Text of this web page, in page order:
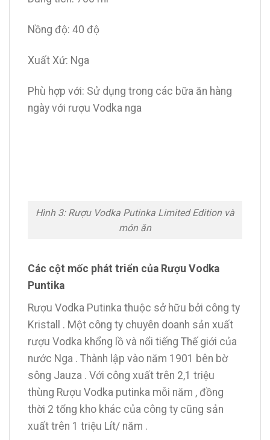
Nồng độ: 40 độ
Xuất Xứ: Nga
Phù hợp với: Sử dụng trong các bữa ăn hàng
ngày với rượu Vodka nga
Hình 3: Rượu Vodka Putinka Limited Edition và
món ăn
Các cột mốc phát triển của Rượu Vodka
Puntika
Rượu Vodka Putinka thuộc sở hữu bởi công ty
Kristall . Một công ty chuyên doanh sản xuất
rượu Vodka khổng lồ và nổi tiếng Thế giới của
nước Nga . Thành lập vào năm 1901 bên bờ
sông Jauza . Với công xuất trên 2,1 triệu
thùng Rượu Vodka putinka mỗi năm , đồng
thời 2 tổng kho khác của công ty cũng sản
xuất trên 1 triệu Lít/ năm .